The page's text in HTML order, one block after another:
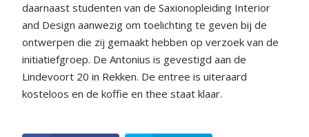
daarnaast studenten van de Saxionopleiding Interior
and Design aanwezig om toelichting te geven bij de
ontwerpen die zij gemaakt hebben op verzoek van de
initiatiefgroep. De Antonius is gevestigd aan de
Lindevoort 20 in Rekken. De entree is uiteraard
kosteloos en de koffie en thee staat klaar.